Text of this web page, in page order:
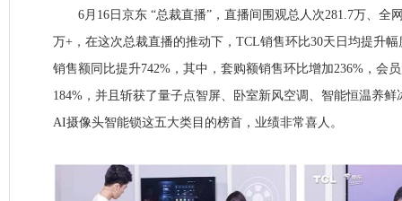
6月16日京东 “总裁直播”，直播间围观总人次281.7万、全
万+，在这次总裁直播的推动下，TCL销售环比30天日均提升
销售额同比提升742%，其中，套购额销售环比增加236%，会
184%，并且斩获了量子点智屏、卧室新风空调、智能恒温养
AI摄像头智能锁这五大类目的榜首，业绩非常喜人。